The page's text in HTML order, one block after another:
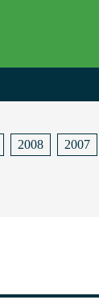
2008 2007